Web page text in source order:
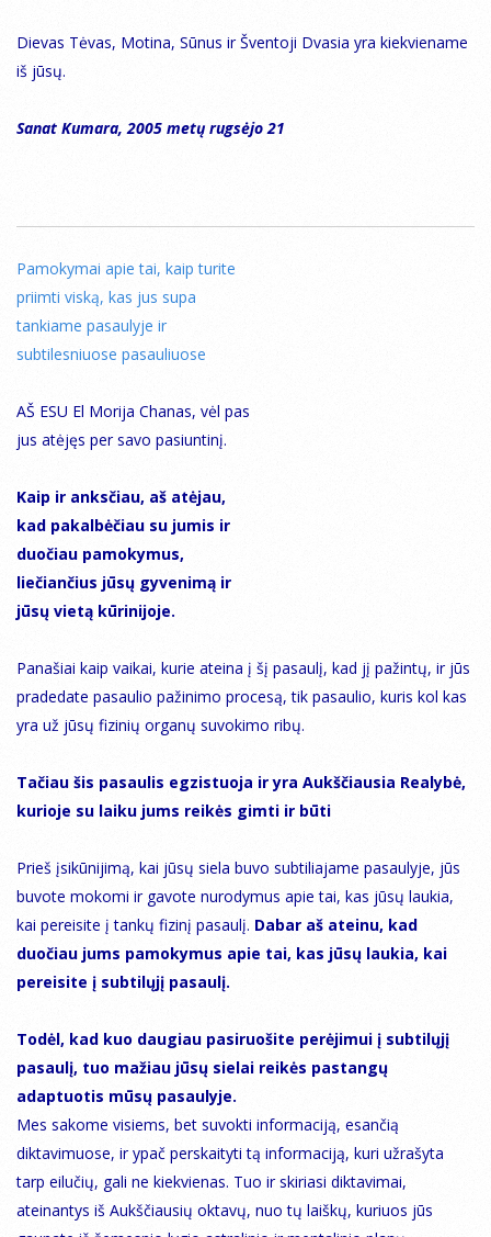
Dievas Tėvas, Motina, Sūnus ir Šventoji Dvasia yra kiekviename
iš jūsų.
Sanat Kumara, 2005 metų rugsėjo 21
Pamokymai apie tai, kaip turite
priimti viską, kas jus supa
tankiame pasaulyje ir
subtilesniuose pasauliuose
AŠ ESU El Morija Chanas, vėl pas
jus atėjęs per savo pasiuntinį.
Kaip ir anksčiau, aš atėjau,
kad pakalbėčiau su jumis ir
duočiau pamokymus,
liečiančius jūsų gyvenimą ir
jūsų vietą kūrinijoje.
Panašiai kaip vaikai, kurie ateina į šį pasaulį, kad jį pažintų, ir jūs
pradedate pasaulio pažinimo procesą, tik pasaulio, kuris kol kas
yra už jūsų fizinių organų suvokimo ribų.
Tačiau šis pasaulis egzistuoja ir yra Aukščiausia Realybė,
kurioje su laiku jums reikės gimti ir būti
Prieš įsikūnijimą, kai jūsų siela buvo subtiliajame pasaulyje, jūs
buvote mokomi ir gavote nurodymus apie tai, kas jūsų laukia,
kai pereisite į tankų fizinį pasaulį. Dabar aš ateinu, kad
duočiau jums pamokymus apie tai, kas jūsų laukia, kai
pereisite į subtilųjį pasaulį.
Todėl, kad kuo daugiau pasiruošite perėjimui į subtilųjį
pasaulį, tuo mažiau jūsų sielai reikės pastangų
adaptuotis mūsų pasaulyje.
Mes sakome visiems, bet suvokti informaciją, esančią
diktavimuose, ir ypač perskaityti tą informaciją, kuri užrašyta
tarp eilučių, gali ne kiekvienas. Tuo ir skiriasi diktavimai,
ateinantys iš Aukščiausių oktavų, nuo tų laiškų, kuriuos jūs